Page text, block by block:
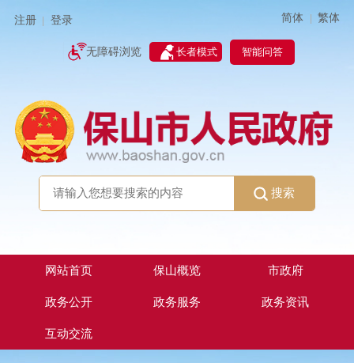
注册 登录 简体 | 繁体
无障碍浏览 长者模式 智能问答
搜索
网站首页 保山概览 市政府
政务公开 政务服务 政务资讯
互动交流